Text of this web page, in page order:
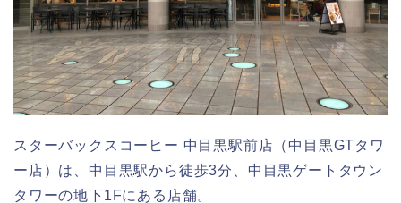
スターバックスコーヒー 中目黒駅前店（中目黒GTタワ
ー店）は、中目黒駅から徒歩3分、中目黒ゲートタウン
タワーの地下1Fにある店舗。